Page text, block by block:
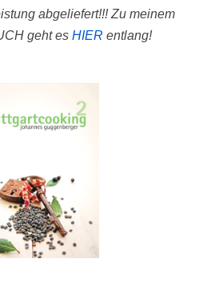
abgeliefert!!!Zu meinem
geht es HIER entlang!